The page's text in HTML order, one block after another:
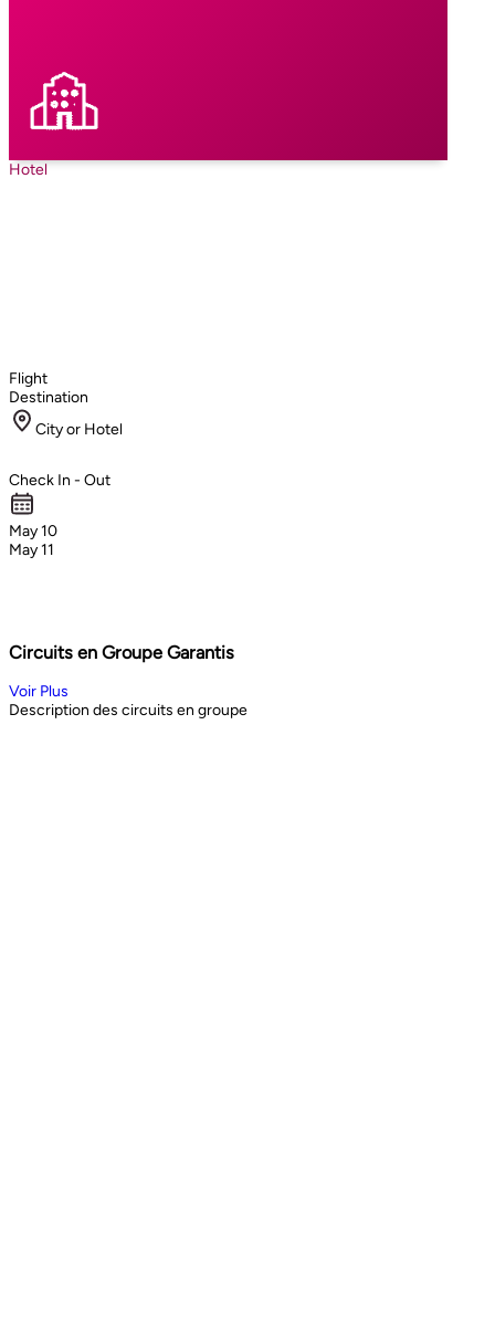
Hotel
Flight
Destination
City or Hotel
Check In - Out
May 10
May 11
Circuits en Groupe Garantis
Voir Plus
Description des circuits en groupe